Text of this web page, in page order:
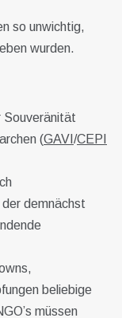
so unwichtig,
wurden.
Souveränität
(GAVI /CEPI
demnächst
beliebige
müssen